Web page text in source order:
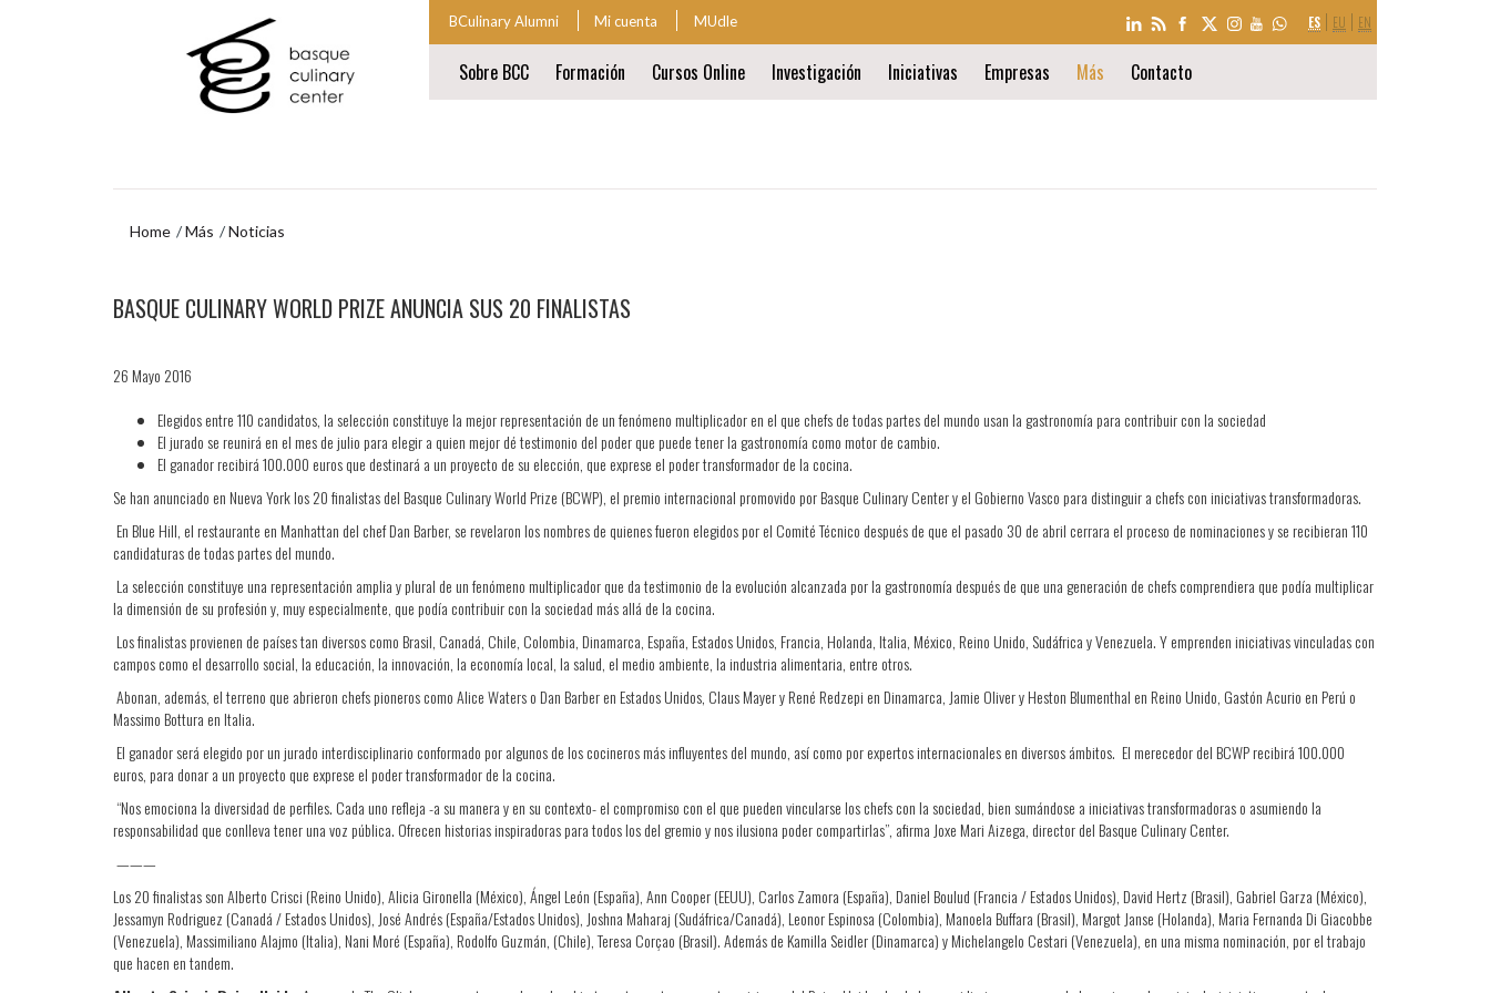
SELECCIÓN
DE
ES EU EN
BCulinary Alumni Mi cuenta MUdle
navegación
Sobre BCC Formación Cursos Online Investigación Iniciativas Empresas Más
Contacto
navegación
Home Más Noticias
navegación
BASQUE CULINARY WORLD PRIZE ANUNCIA SUS 20 FINALISTAS
26 Mayo 2016
Elegidos entre 110 candidatos, la selección constituye la mejor representación de un fenómeno multiplicador en el que chefs de todas partes del mundo usan la gastronomía para contribuir con la sociedad
El jurado se reunirá en el mes de julio para elegir a quien mejor dé testimonio del poder que puede tener la gastronomía como motor de cambio.
El ganador recibirá 100.000 euros que destinará a un proyecto de su elección, que exprese el poder transformador de la cocina.
Se han anunciado en Nueva York los 20 finalistas del Basque Culinary World Prize (BCWP), el premio internacional promovido por Basque Culinary Center y el Gobierno Vasco para distinguir a chefs con iniciativas transformadoras.
En Blue Hill, el restaurante en Manhattan del chef Dan Barber, se revelaron los nombres de quienes fueron elegidos por el Comité Técnico después de que el pasado 30 de abril cerrara el proceso de nominaciones y se recibieran 110
candidaturas de todas partes del mundo.
La selección constituye una representación amplia y plural de un fenómeno multiplicador que da testimonio de la evolución alcanzada por la gastronomía después de que una generación de chefs comprendiera que podía multiplicar
la dimensión de su profesión y, muy especialmente, que podía contribuir con la sociedad más allá de la cocina.
Los finalistas provienen de países tan diversos como Brasil, Canadá, Chile, Colombia, Dinamarca, España, Estados Unidos, Francia, Holanda, Italia, México, Reino Unido, Sudáfrica y Venezuela. Y emprenden iniciativas vinculadas con
campos como el desarrollo social, la educación, la innovación, la economía local, la salud, el medio ambiente, la industria alimentaria, entre otros.
Abonan, además, el terreno que abrieron chefs pioneros como Alice Waters o Dan Barber en Estados Unidos, Claus Mayer y René Redzepi en Dinamarca, Jamie Oliver y Heston Blumenthal en Reino Unido, Gastón Acurio en Perú o
Massimo Bottura en Italia.
El ganador será elegido por un jurado interdisciplinario conformado por algunos de los cocineros más influyentes del mundo, así como por expertos internacionales en diversos ámbitos. El merecedor del BCWP recibirá 100.000
euros, para donar a un proyecto que exprese el poder transformador de la cocina.
“Nos emociona la diversidad de perfiles. Cada uno refleja -a su manera y en su contexto- el compromiso con el que pueden vincularse los chefs con la sociedad, bien sumándose a iniciativas transformadoras o asumiendo la
responsabilidad que conlleva tener una voz pública. Ofrecen historias inspiradoras para todos los del gremio y nos ilusiona poder compartirlas”, afirma Joxe Mari Aizega, director del Basque Culinary Center.
———
Los 20 finalistas son Alberto Crisci (Reino Unido), Alicia Gironella (México), Ángel León (España), Ann Cooper (EEUU), Carlos Zamora (España), Daniel Boulud (Francia / Estados Unidos), David Hertz (Brasil), Gabriel Garza (México),
Jessamyn Rodriguez (Canadá / Estados Unidos), José Andrés (España/Estados Unidos), Joshna Maharaj (Sudáfrica/Canadá), Leonor Espinosa (Colombia), Manoela Buffara (Brasil), Margot Janse (Holanda), Maria Fernanda Di Giacobbe
(Venezuela), Massimiliano Alajmo (Italia), Nani Moré (España), Rodolfo Guzmán, (Chile), Teresa Corçao (Brasil). Además de Kamilla Seidler (Dinamarca) y Michelangelo Cestari (Venezuela), en una misma nominación, por el trabajo
que hacen en tandem.